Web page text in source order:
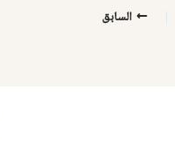
السابق